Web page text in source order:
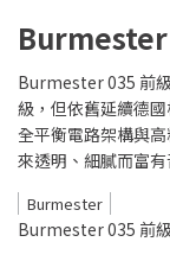
Burmester
Burmester 035 前
級，但依舊延續德
全平衡電路架構與
來透明、細膩而富
Burmester
Burmester 035 前